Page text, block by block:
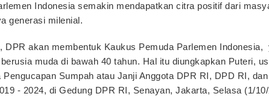
Indonesia semakin mendapatkan citra positif dari
generasi milenial.
DPR akan membentuk Kaukus Pemuda Parlemen Indonesia,
muda di bawah 40 tahun. Hal itu diungkapkan Puteri,
Pengucapan Sumpah atau Janji Anggota DPR RI, DPD RI,
- 2024, di Gedung DPR RI, Senayan, Jakarta, Selasa (1/